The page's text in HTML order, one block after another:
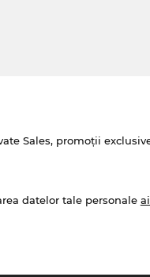
Sales, promoții
datelor tale personale